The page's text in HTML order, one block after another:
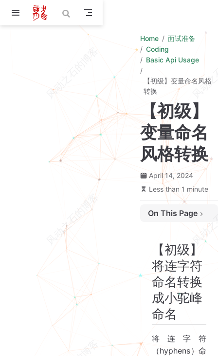
Skip to main content
Home
面试准备
Coding
Basic Api Usage
【初级】变量命名风格
转换
【初级】
变量命名
风格转换
April 14, 2024
Less than 1 minute
On This Page
【初级】将连字符命名转换成小驼峰命名
将小驼峰命名转换成连字符命名
【初级】
将连字符
命名转换
成小驼峰
命名
将连字符
（hyphens）命